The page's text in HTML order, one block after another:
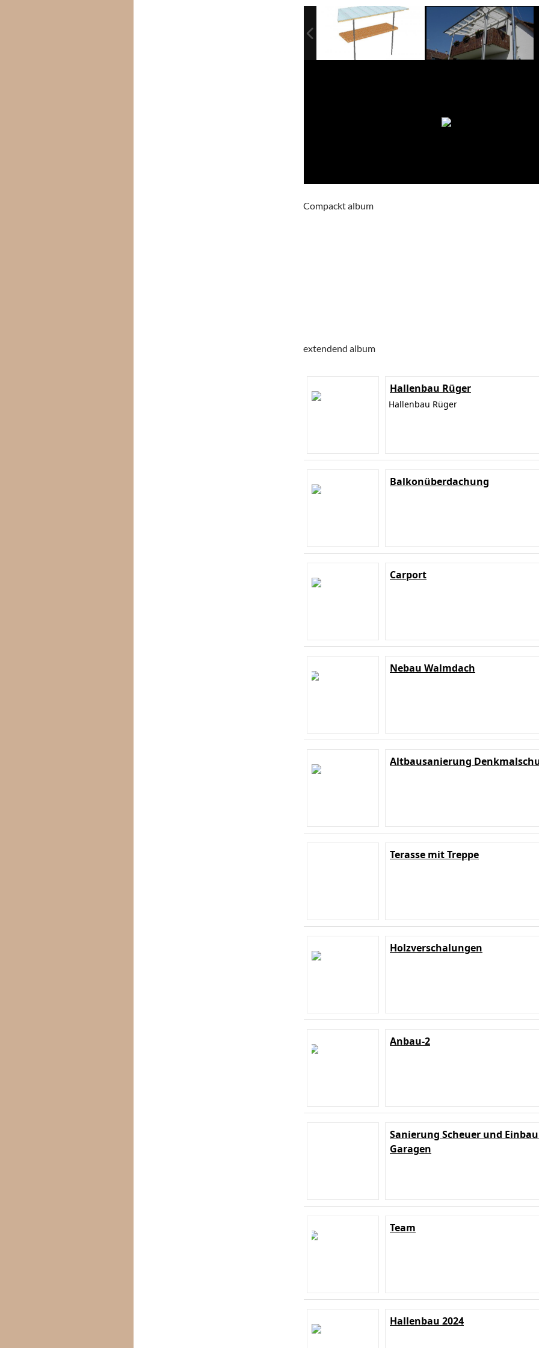
Compackt album
extendend album
Hallenbau Rüger
Hallenbau Rüger
Balkonüberdachung
Carport
Nebau Walmdach
Altbausanierung
Terasse mit Treppe
Holzverschalungen
Anbau-2
Sanierung Scheuer und
Garagen
Team
Hallenbau 2024